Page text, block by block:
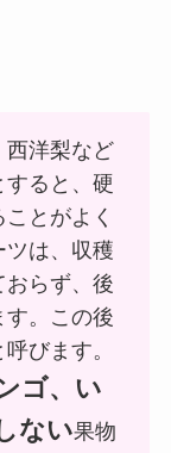
西洋梨など
すると、硬
とがよく
ツは、収穫
おらず、後
す。この後
びます。
ゴ、い
ない果物